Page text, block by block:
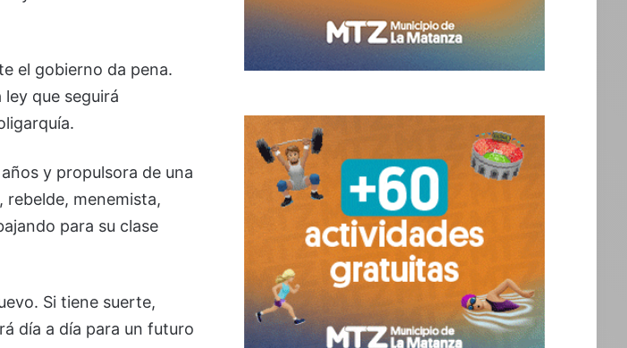
el gobierno da pena.
que seguirá
y propulsora de una
menemista,
para su clase
Si tiene suerte,
día a día para un futuro